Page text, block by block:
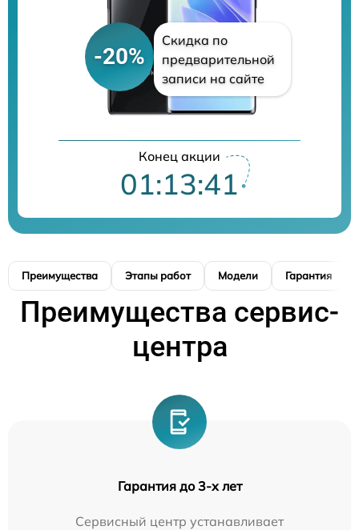
-20%
Скидка по
предварительной
записи на сайте
Конец акции
01:13:40
Преимущества Этапы работ Модели Гарантия
Преимущества сервис-
центра
Гарантия до 3-х лет
Сервисный центр устанавливает